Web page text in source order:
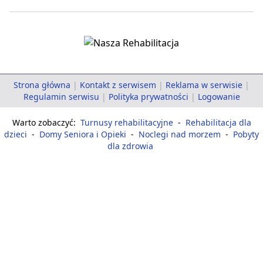
Strona główna | Kontakt z serwisem | Reklama w serwisie |
Regulamin serwisu | Polityka prywatności | Logowanie
Warto zobaczyć: Turnusy rehabilitacyjne - Rehabilitacja dla
dzieci - Domy Seniora i Opieki - Noclegi nad morzem - Pobyty
dla zdrowia